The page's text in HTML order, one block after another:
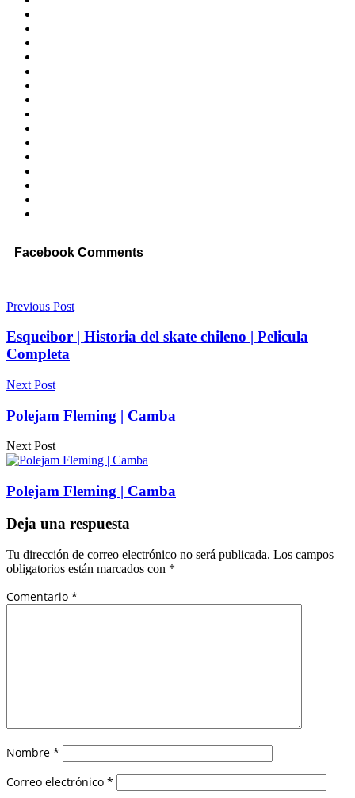
Facebook Comments
Previous Post
Esqueibor | Historia del skate chileno | Pelicula
Completa
Next Post
Polejam Fleming | Camba
Next Post
Polejam Fleming | Camba
Deja una respuesta
Tu dirección de correo electrónico no será publicada. Los campos
obligatorios están marcados con *
Comentario *
Nombre *
Correo electrónico *